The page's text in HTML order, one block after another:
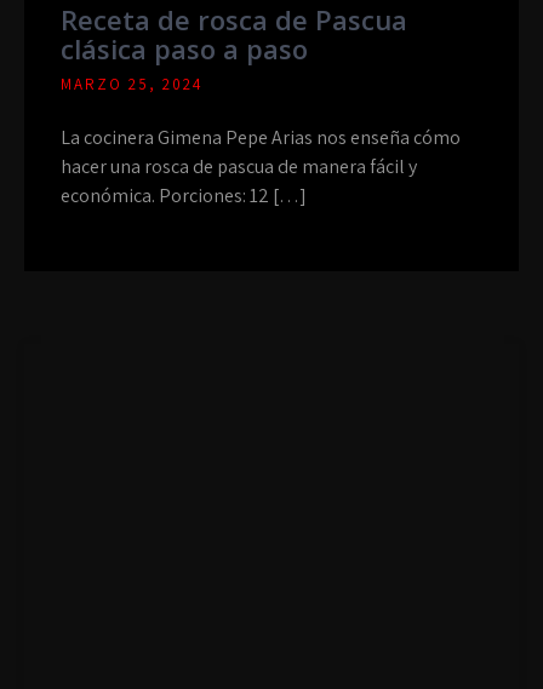
Receta de rosca de Pascua
clásica paso a paso
MARZO 25, 2024
La cocinera Gimena Pepe Arias nos enseña cómo
hacer una rosca de pascua de manera fácil y
económica. Porciones: 12 […]